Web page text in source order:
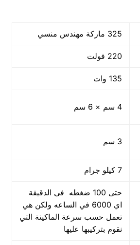
325 ماركة مهندس منسي
220 فولت
135 وات
4 سم × 6 سم
3 سم
7 كيلو جرام
حتى 100 ضغطه في الدقيقة
اي 6000 في الساعه ولكن هي
تعمل حسب سرعة الماكينة التي
نقوم بتركيبها عليها